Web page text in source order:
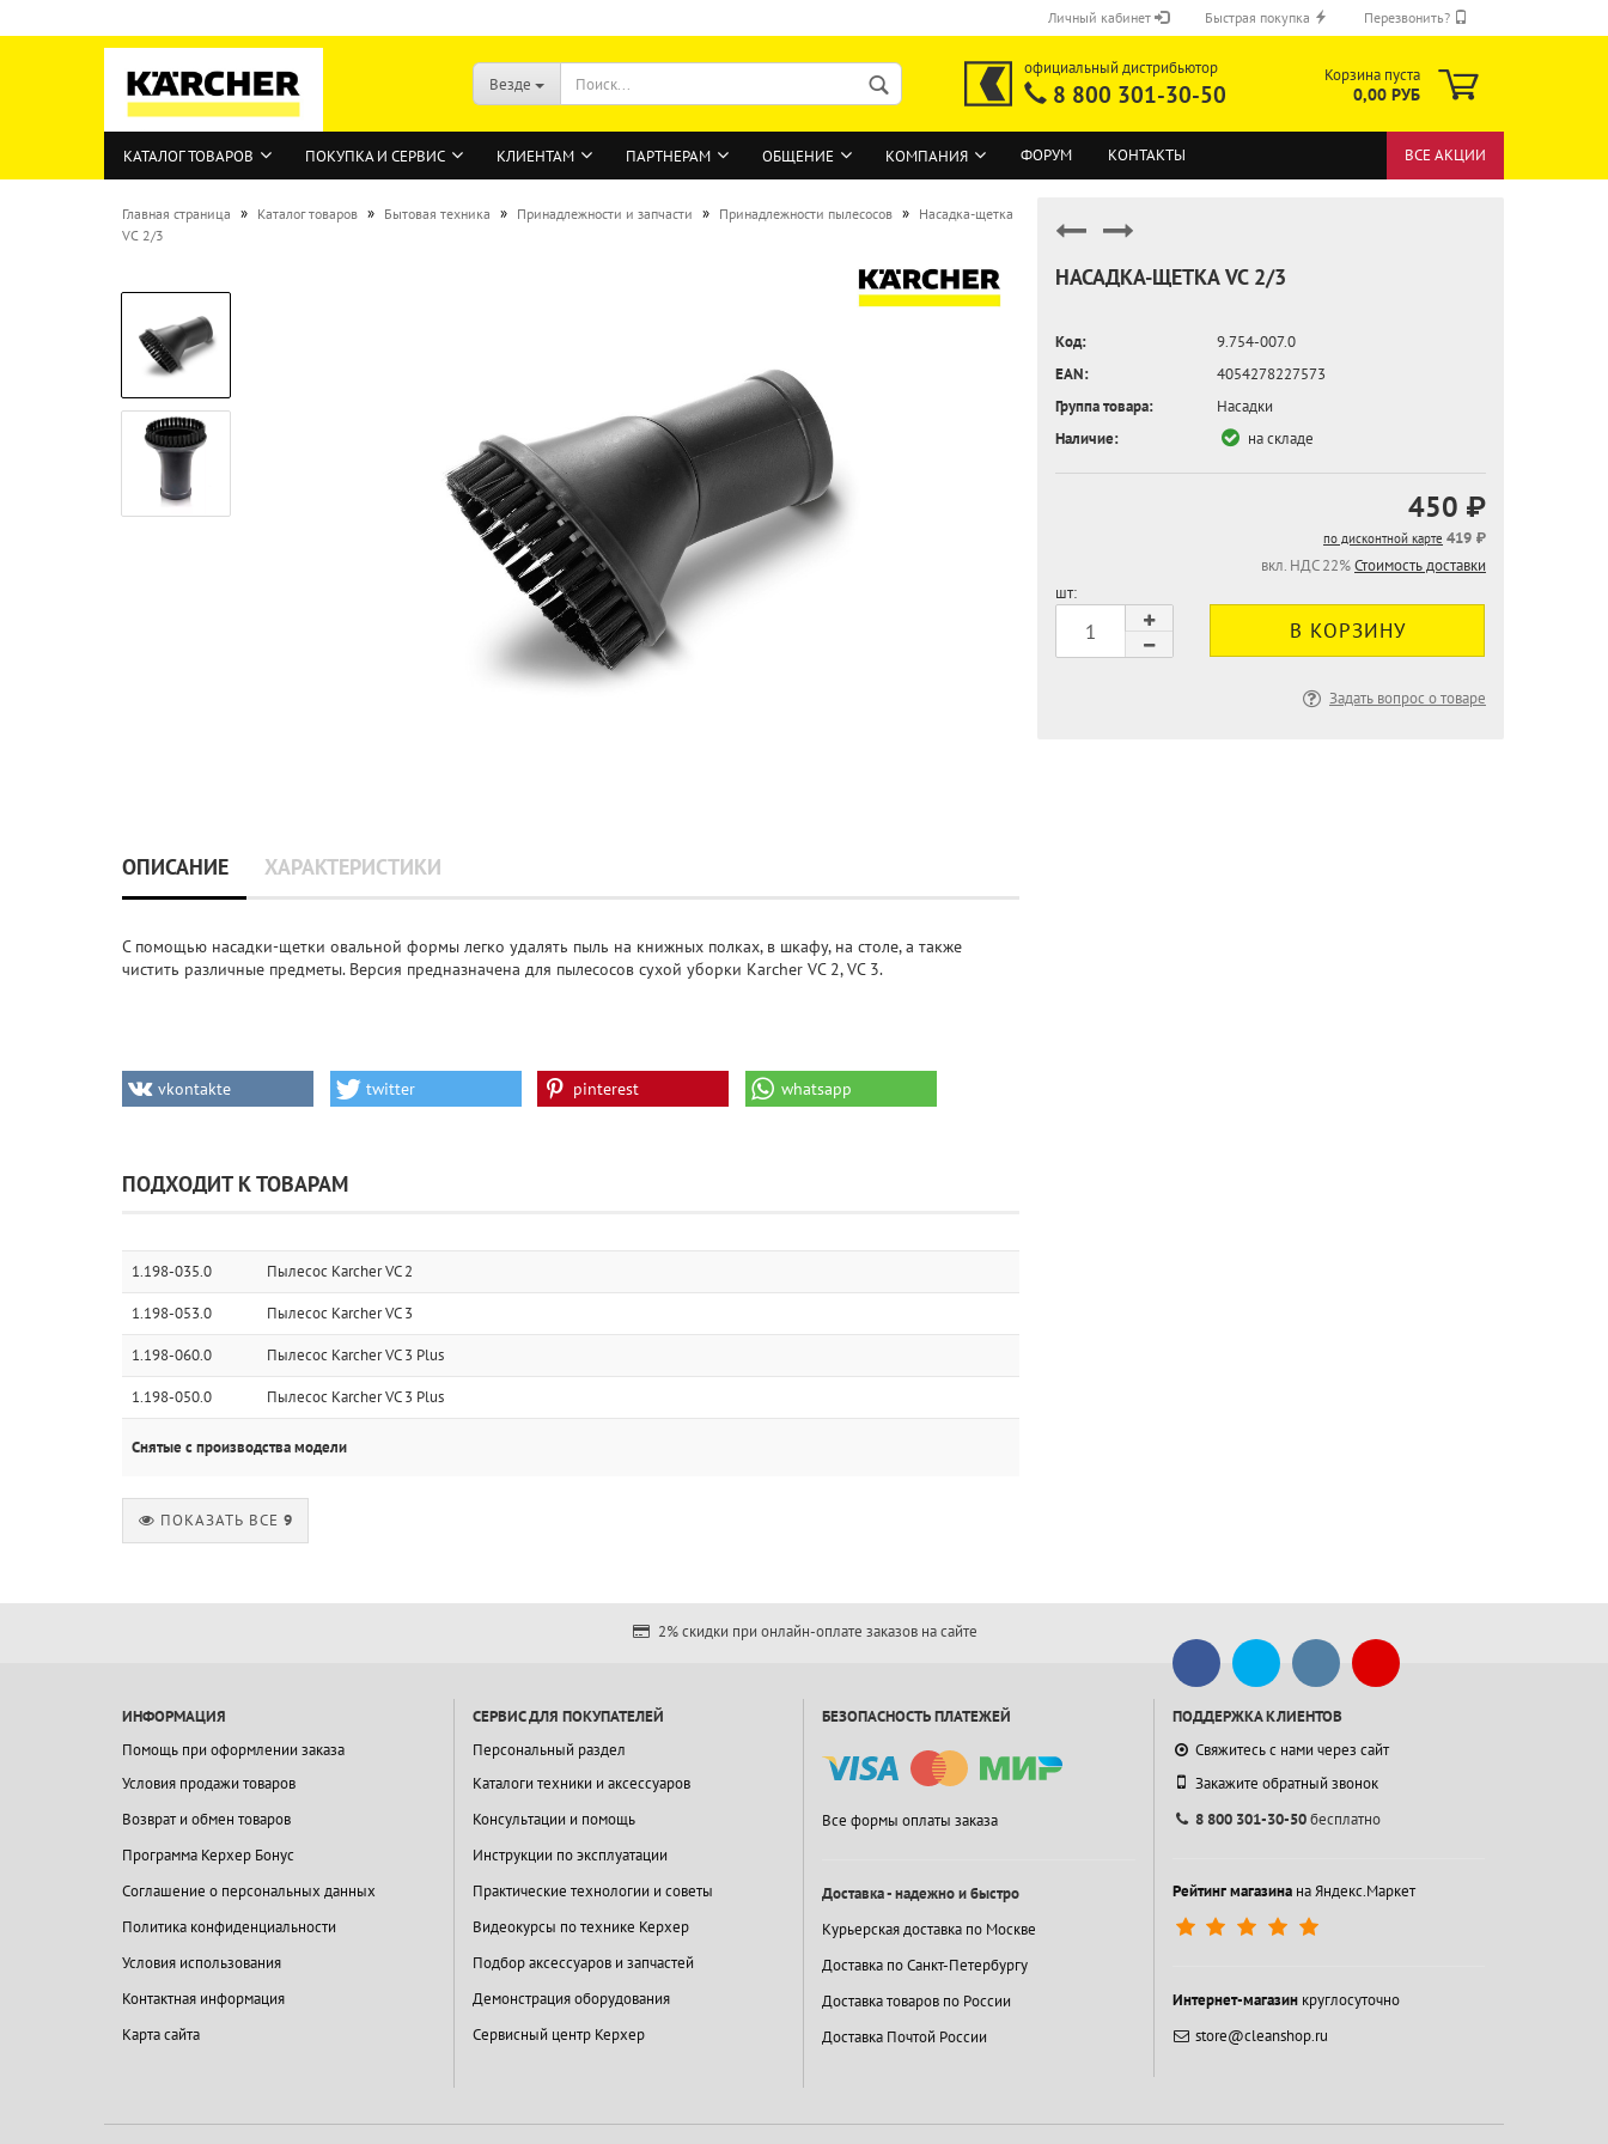
Личный кабинет
ВОЙТИ
Забыли пароль?
Быстрая покупка Перезвонить?
Везде
официальный дистрибьютор
8 800 301-30-50
Корзина пуста
0,00 РУБ
КАТАЛОГ ТОВАРОВ ПОКУПКА И СЕРВИС КЛИЕНТАМ ПАРТНЕРАМ ОБЩЕНИЕ КОМПАНИЯ ФОРУМ КОНТАКТЫ ВСЕ АКЦИИ
Главная страница » Каталог товаров » Бытовая техника » Принадлежности и запчасти » Принадлежности пылесосов » Насадка-щетка
VC 2/3
НАСАДКА-ЩЕТКА VC 2/3
Код:
9.754-007.0
EAN:
4054278227573
Группа товара:
Насадки
Наличие:
на складе
450 ₽
по дисконтной карте 419 ₽
вкл. НДС 22%Стоимость доставки
шт:
Задать вопрос о товаре
ОПИСАНИЕ ХАРАКТЕРИСТИКИ
С помощью насадки-щетки овальной формы легко удалять пыль на книжных полках, в шкафу, на столе, а также
чистить различные предметы. Версия предназначена для пылесосов сухой уборки Karcher VC 2, VC 3.
vkontakte twitter pinterest whatsapp
ПОДХОДИТ К ТОВАРАМ
1.198-035.0 Пылесос Karcher VC 2
1.198-053.0 Пылесос Karcher VC 3
1.198-060.0 Пылесос Karcher VC 3 Plus
1.198-050.0 Пылесос Karcher VC 3 Plus
Снятые с производства модели
ПОКАЗАТЬ ВСЕ9
2% скидки при онлайн-оплате заказов на сайте
ИНФОРМАЦИЯ
Помощь при оформлении заказа
Условия продажи товаров
Возврат и обмен товаров
Программа Керхер Бонус
Соглашение о персональных данных
Политика конфиденциальности
Условия использования
Контактная информация
Карта сайта
СЕРВИС ДЛЯ ПОКУПАТЕЛЕЙ
Персональный раздел
Каталоги техники и аксессуаров
Консультации и помощь
Инструкции по эксплуатации
Практические технологии и советы
Видеокурсы по технике Керхер
Подбор аксессуаров и запчастей
Демонстрация оборудования
Сервисный центр Керхер
БЕЗОПАСНОСТЬ ПЛАТЕЖЕЙ
Все формы оплаты заказа
Доставка - надежно и быстро
Курьерская доставка по Москве
Доставка по Санкт-Петербургу
Доставка товаров по России
Доставка Почтой России
ПОДДЕРЖКА КЛИЕНТОВ
Свяжитесь с нами через сайт
Закажите обратный звонок
8 800 301-30-50бесплатно
Рейтинг магазинана Яндекс.Маркет
Интернет-магазинкруглосуточно
store@cleanshop.ru